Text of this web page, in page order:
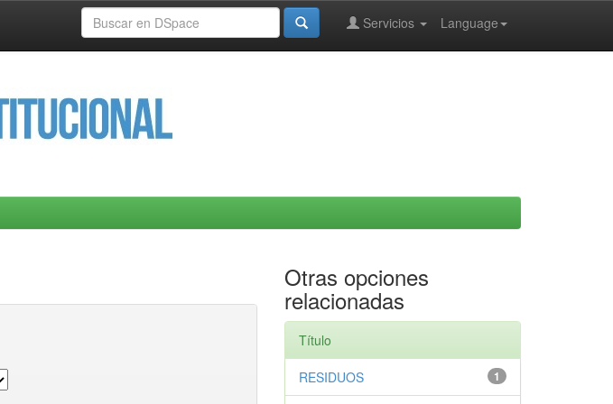
Language
Servicios
Otras opciones
relacionadas
Título
1
RESIDUOS